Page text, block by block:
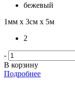
бежевый
1мм х 3см х 5м
2
-
В корзину
Подробнее